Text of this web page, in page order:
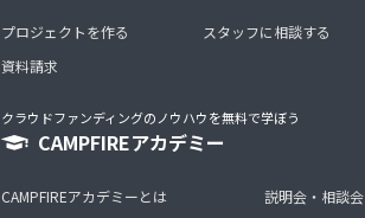
プロジェクトを作る
資料請求
スタッフに相談する
クラウドファンディングのノウハウを無料で学ぼう
CAMPFIREアカデミー
CAMPFIREアカデミーとは
説明会・相談会